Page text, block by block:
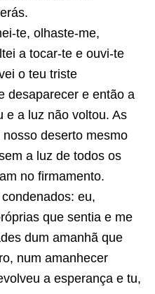
te, olhaste-me,
a tocar-te e ouvi-te
o teu triste
desaparecer e então a
e a luz não voltou. As
deserto mesmo
a luz de todos os
no firmamento.
eu,
que sentia e me
dum amanhã que
num amanhecer
a esperança e tu,